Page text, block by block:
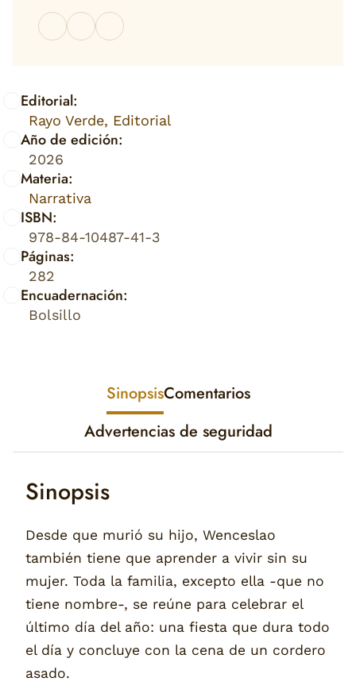
Editorial:
Rayo Verde, Editorial
Año de edición:
2026
Materia:
Narrativa
ISBN:
978-84-10487-41-3
Páginas:
282
Encuadernación:
Bolsillo
SinopsisComentarios
Advertencias de seguridad
Sinopsis
Desde que murió su hijo, Wenceslao
también tiene que aprender a vivir sin su
mujer. Toda la familia, excepto ella -que no
tiene nombre-, se reúne para celebrar el
último día del año: una fiesta que dura todo
el día y concluye con la cena de un cordero
asado.